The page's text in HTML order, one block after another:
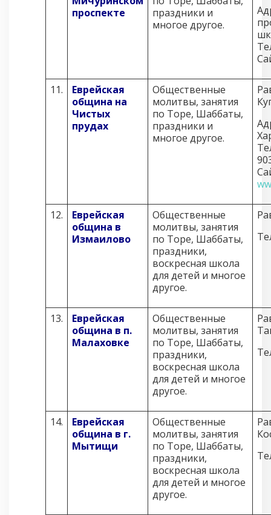
проспекте
праздники и
многое другое.
11.
Еврейская
община на
Чистых
прудах
Общественные
молитвы, занятия
по Торе, Шаббаты,
праздники и
многое другое.
12.
Еврейская
община в
Измаилово
Общественные
молитвы, занятия
по Торе, Шаббаты,
праздники,
воскресная школа
для детей и многое
другое.
13.
Еврейская
община в п.
Малаховке
Общественные
молитвы, занятия
по Торе, Шаббаты,
праздники,
воскресная школа
для детей и многое
другое.
14.
Еврейская
община в г.
Мытищи
Общественные
молитвы, занятия
по Торе, Шаббаты,
праздники,
воскресная школа
для детей и многое
другое.